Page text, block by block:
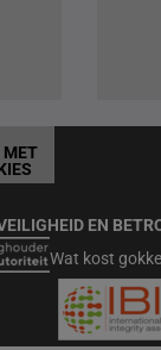
EN
Wat kost